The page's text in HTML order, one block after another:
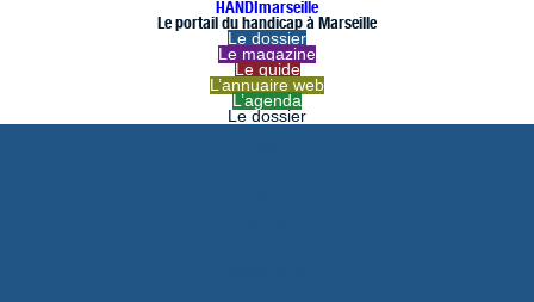
HANDImarseille
Le portail du handicap à Marseille
Le dossier
Le magazine
Le guide
L’annuaire web
L’agenda
Le dossier